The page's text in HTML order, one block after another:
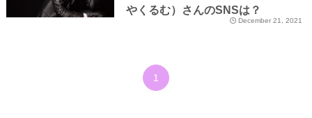
やくるむ）さんのSNSは？
December 21, 2021
1